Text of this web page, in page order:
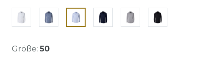
Größe: 50